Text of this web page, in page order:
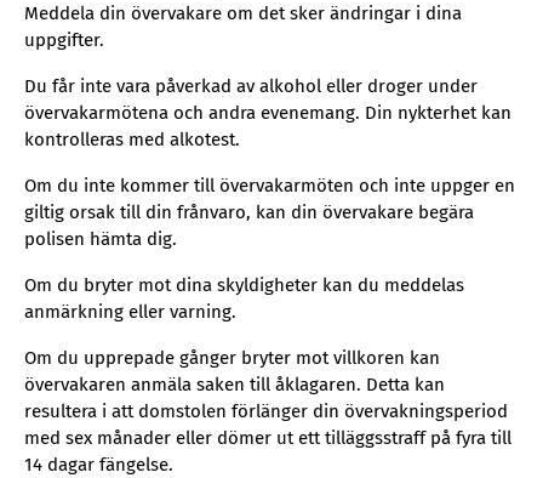
Meddela din övervakare om det sker ändringar i dina
uppgifter.
Du får inte vara påverkad av alkohol eller droger under
övervakarmötena och andra evenemang. Din nykterhet kan
kontrolleras med alkotest.
Om du inte kommer till övervakarmöten och inte uppger en
giltig orsak till din frånvaro, kan din övervakare begära
polisen hämta dig.
Om du bryter mot dina skyldigheter kan du meddelas
anmärkning eller varning.
Om du upprepade gånger bryter mot villkoren kan
övervakaren anmäla saken till åklagaren. Detta kan
resultera i att domstolen förlänger din övervakningsperiod
med sex månader eller dömer ut ett tilläggsstraff på fyra till
14 dagar fängelse.